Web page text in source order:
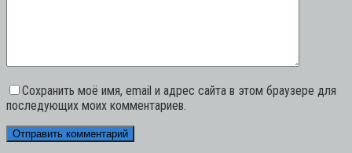
Сохранить моё имя, email и адрес сайта в этом браузере для
последующих моих комментариев.